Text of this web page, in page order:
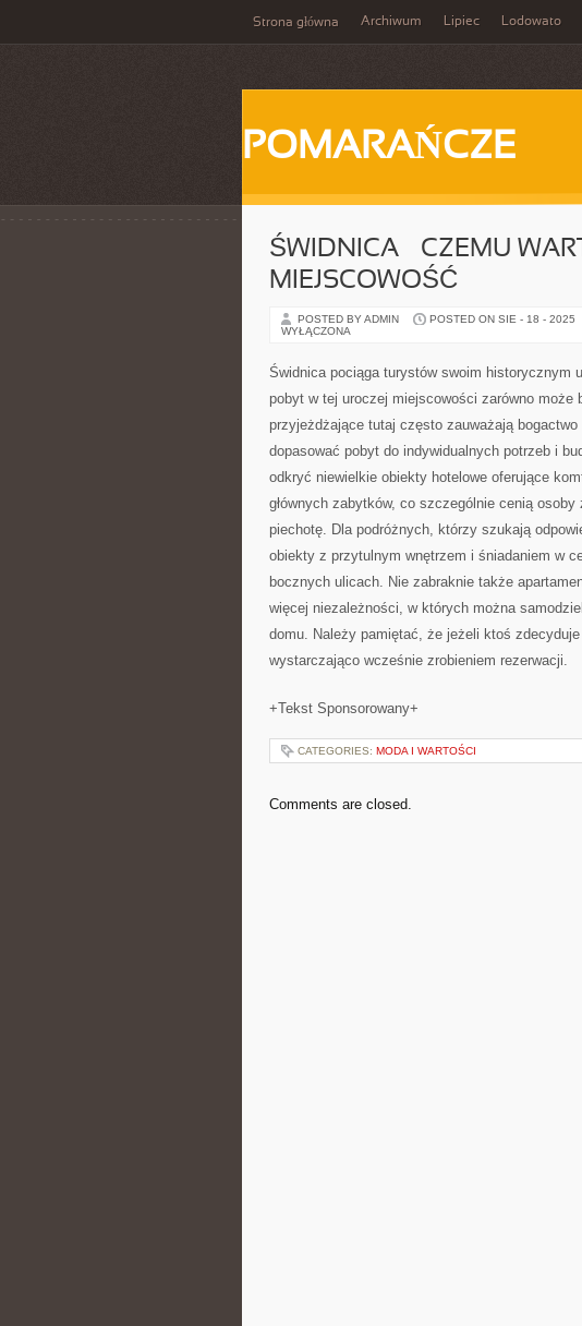
Strona główna Archiwum Lipiec Lodowato
POMARAŃCZE
ŚWIDNICA – CZEMU
MIEJSCOWOŚĆ
POSTED BY ADMIN POSTED ON SIE - 18 - 2025
WYŁĄCZONA
Świdnica pociąga turystów swoim historycznym
pobyt w tej uroczej miejscowości zarówno może
przyjeżdżające tutaj często zauważają
dopasować pobyt do indywidualnych potrzeb i
odkryć niewielkie obiekty hotelowe oferujące
głównych zabytków, co szczególnie cenią
piechotę. Dla podróżnych, którzy szukają
obiekty z przytulnym wnętrzem i śniadaniem w
bocznych ulicach. Nie zabraknie także
więcej niezależności, w których można
domu. Należy pamiętać, że jeżeli ktoś
wystarczająco wcześnie zrobieniem rezerwacji.
+Tekst Sponsorowany+
CATEGORIES: MODA I WARTOŚCI
Comments are closed.